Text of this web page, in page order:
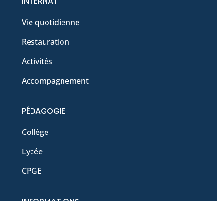
Vie quotidienne
Restauration
Activités
Accompagnement
PÉDAGOGIE
Collège
Lycée
CPGE